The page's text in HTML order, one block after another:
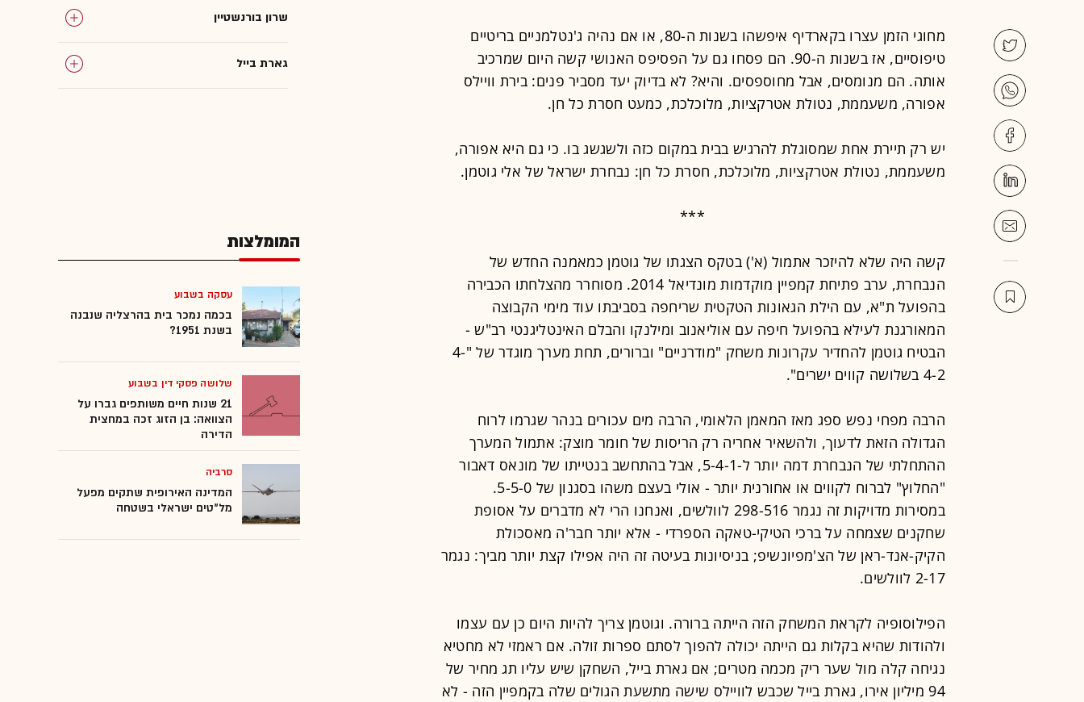
מחוגי הזמן עצרו בקארדיף איפשהו בשנות ה-80, או אם נהיה ג'נטלמניים בריטיים
טיפוסיים, אז בשנות ה-90. הם פסחו גם על הפסיפס האנושי קשה היום שמרכיב
אותה. הם מנומסים, אבל מחוספסים. והיא? לא בדיוק יעד מסביר פנים: בירת וויילס
אפורה, משעממת, נטולת אטרקציות, מלוכלכת, כמעט חסרת כל חן.
יש רק תיירת אחת שמסוגלת להרגיש בבית במקום כזה ולשגשג בו. כי גם היא אפורה,
משעממת, נטולת אטרקציות, מלוכלכת, חסרת כל חן: נבחרת ישראל של אלי גוטמן.
***
קשה היה שלא להיזכר אתמול (א') בטקס הצגתו של גוטמן כמאמנה החדש של
הנבחרת, ערב פתיחת קמפיין מוקדמות מונדיאל 2014. מסוחרר מהצלחתו הכבירה
בהפועל ת"א, עם הילת הגאונות הטקטית שריחפה בסביבתו עוד מימי הקבוצה
המאורגנת לעילא בהפועל חיפה עם אוליאנוב ומילנקו והבלם האינטליגנטי רב"ש -
הבטיח גוטמן להחדיר עקרונות משחק "מודרניים" וברורים, תחת מערך מוגדר של "4-
4-2 בשלושה קווים ישרים".
הרבה מפחי נפש ספג מאז המאמן הלאומי, הרבה מים עכורים בנהר שגרמו לרוח
הגדולה הזאת לדעוך, ולהשאיר אחריה רק הריסות של חומר מוצק: אתמול המערך
ההתחלתי של הנבחרת דמה יותר ל-5-4-1, אבל בהתחשב בנטייתו של מונאס דאבור
"החלוץ" לברוח לקווים או אחורנית יותר - אולי בעצם משהו בסגנון של 5-5-0.
במסירות מדויקות זה נגמר 298-516 לוולשים, ואנחנו הרי לא מדברים על אסופת
שחקנים שצמחה על ברכי הטיקי-טאקה הספרדי - אלא יותר חבר'ה מאסכולת
הקיק-אנד-ראן של הצ'מפיונשיפ; בניסיונות בעיטה זה היה אפילו קצת יותר מביך: נגמר
2-17 לוולשים.
הפילוסופיה לקראת המשחק הזה הייתה ברורה. וגוטמן צריך להיות היום כן עם עצמו
ולהודות שהיא בקלות גם הייתה יכולה להפוך לסתם ספרות זולה. אם ראמזי לא מחטיא
נגיחה קלה מול שער ריק מכמה מטרים; אם גארת בייל, השחקן שיש עליו תג מחיר של
94 מיליון אירו, גארת בייל שכבש לוויילס שישה מתשעת הגולים שלה בקמפיין הזה - לא
שרון בורנשטיין
גארת בייל
המומלצות
עסקה בשבוע
בכמה נמכר בית בהרצליה שנבנה
בשנת 1951?
שלושה פסקי דין בשבוע
21 שנות חיים משותפים גברו על
הצוואה: בן הזוג זכה במחצית
הדירה
סרביה
המדינה האירופית שתקים מפעל
מל"טים ישראלי בשטחה